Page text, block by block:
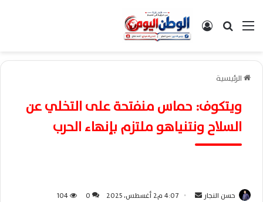
القائمةبحث عن تسجيل الدخول
الرئيسية
ويتكوف: حماس منفتحة على التخلي عن
السلاح ونتنياهو ملتزم بإنهاء الحرب
حسن النجار 4:07 م2 أغسطس، 2025 0
104